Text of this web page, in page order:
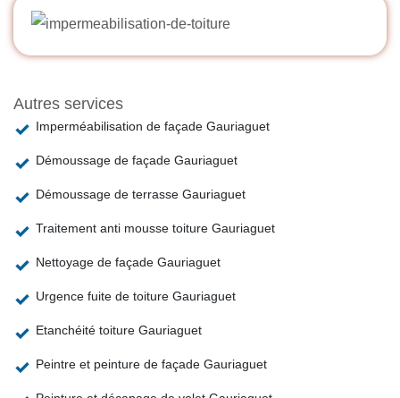
Autres services
Imperméabilisation de façade Gauriaguet
Démoussage de façade Gauriaguet
Démoussage de terrasse Gauriaguet
Traitement anti mousse toiture Gauriaguet
Nettoyage de façade Gauriaguet
Urgence fuite de toiture Gauriaguet
Etanchéité toiture Gauriaguet
Peintre et peinture de façade Gauriaguet